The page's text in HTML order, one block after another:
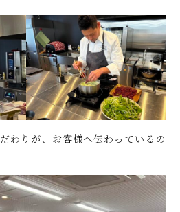
わりが、お客様へ伝わっているの